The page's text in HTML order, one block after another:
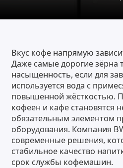
Вкус кофе напрямую
Даже самые дорогие зёрна
насыщенность, если для
используется вода с
повышенной жёсткостью.
кофеен и кафе становятся
обязательным элементом
оборудования. Компания
современные решения,
стабильное качество
срок службы кофемашин.